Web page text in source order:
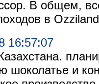
В общем,
в
16:57:07
шоколатье и